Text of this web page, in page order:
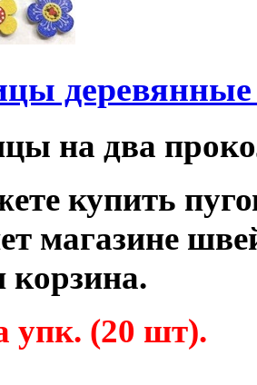
на два
купить
магазине
корзина.
упк. (20 шт).